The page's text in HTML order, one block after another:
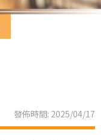
發佈時間: 2025/04/17